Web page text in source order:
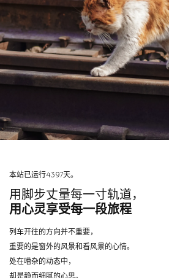
本站已运行4397天。
用脚步丈量每一寸轨道，
用心灵享受每一段旅程
列车开往的方向并不重要，
重要的是窗外的风景和看风景的心情。
处在嘈杂的动态中，
却是静而细腻的心思。